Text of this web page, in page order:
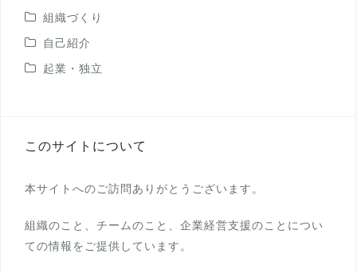
組織づくり
自己紹介
起業・独立
このサイトについて
本サイトへのご訪問ありがとうございます。
組織のこと、チームのこと、企業経営支援のことについ
ての情報をご提供しています。